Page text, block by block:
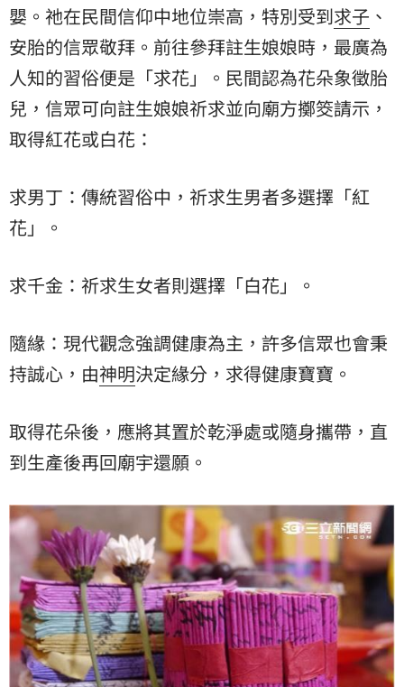
嬰。祂在民間信仰中地位崇高，特別受到求子 、
安胎的信眾敬拜。前往參拜註生娘娘時，最廣為
人知的習俗便是「求花」。民間認為花朵象徵胎
兒，信眾可向註生娘娘祈求並向廟方擲筊請示，
取得紅花或白花：
求男丁：傳統習俗中，祈求生男者多選擇「紅
花」。
求千金：祈求生女者則選擇「白花」。
隨緣：現代觀念強調健康為主，許多信眾也會秉
持誠心，由神明決定緣分，求得健康寶寶。
取得花朵後，應將其置於乾淨處或隨身攜帶，直
到生產後再回廟宇還願。